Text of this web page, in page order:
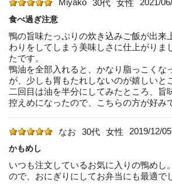
Miyako 30代 女性
2021/
食べ過ぎ注意
鴨の旨味たっぷりの炊き込みご飯が出来
わりをしてしまう美味しさに仕上がりま
たです。
鴨油を全部入れると、かなり脂っこくな
が、少しも胃もたれしないのが嬉しいと
二回目は油を半分にしてみたところ、旨
控えめになったので、こちらの方が好み
なお 30代 女性
2019/12/
かもめし
いつも注文しているお気に入りの鴨めし
ので、おにぎりにしてお弁当にも最適で